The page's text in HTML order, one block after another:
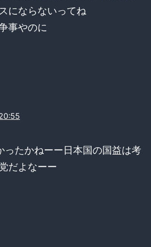
にならないってね
事やのに
ったかねーー日本国の国益は考
だよなーー